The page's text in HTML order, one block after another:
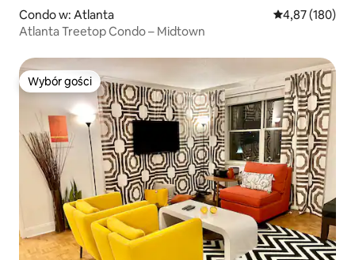
Condo w: Atlanta Średnia
4,87 (180)
Atlanta Treetop Condo – Midtown
Wybór gości
Wybór gości